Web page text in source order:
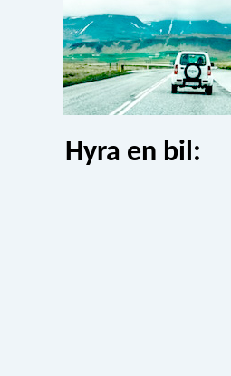
Hyra en bil: